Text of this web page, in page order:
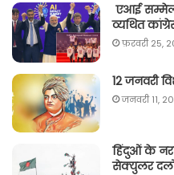
एआई
व्यथित
फ़रवरी 25,
12 जनवरी
जनवरी 11,
हिंदुओं के
सेक्युलर